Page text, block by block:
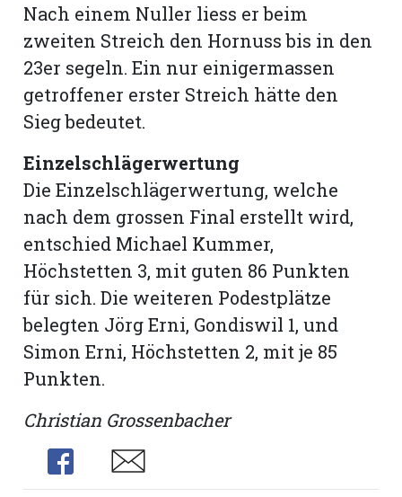
Nach einem Nuller liess er beim
zweiten Streich den Hornuss bis in den
23er segeln. Ein nur einigermassen
getroffener erster Streich hätte den
Sieg bedeutet.
Einzelschlägerwertung
Die Einzelschlägerwertung, welche
nach dem grossen Final erstellt wird,
entschied Michael Kummer,
Höchstetten 3, mit guten 86 Punkten
für sich. Die weiteren Podestplätze
belegten Jörg Erni, Gondiswil 1, und
Simon Erni, Höchstetten 2, mit je 85
Punkten.
Christian Grossenbacher
Share
Share